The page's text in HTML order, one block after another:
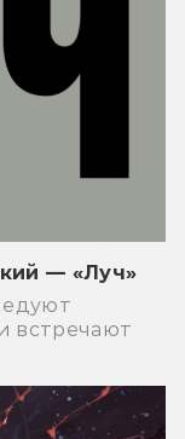
— «Луч»
встречают